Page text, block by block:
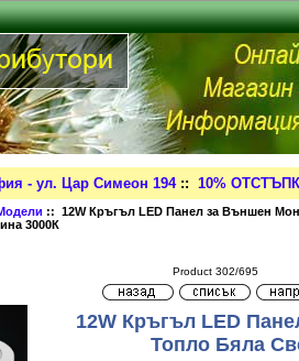
- ул. Цар Симеон 194:: 10%
:: 12W Кръгъл LED Панел за Външен
3000К
Product 302/695
12W Кръгъл LED
Топло Бяла